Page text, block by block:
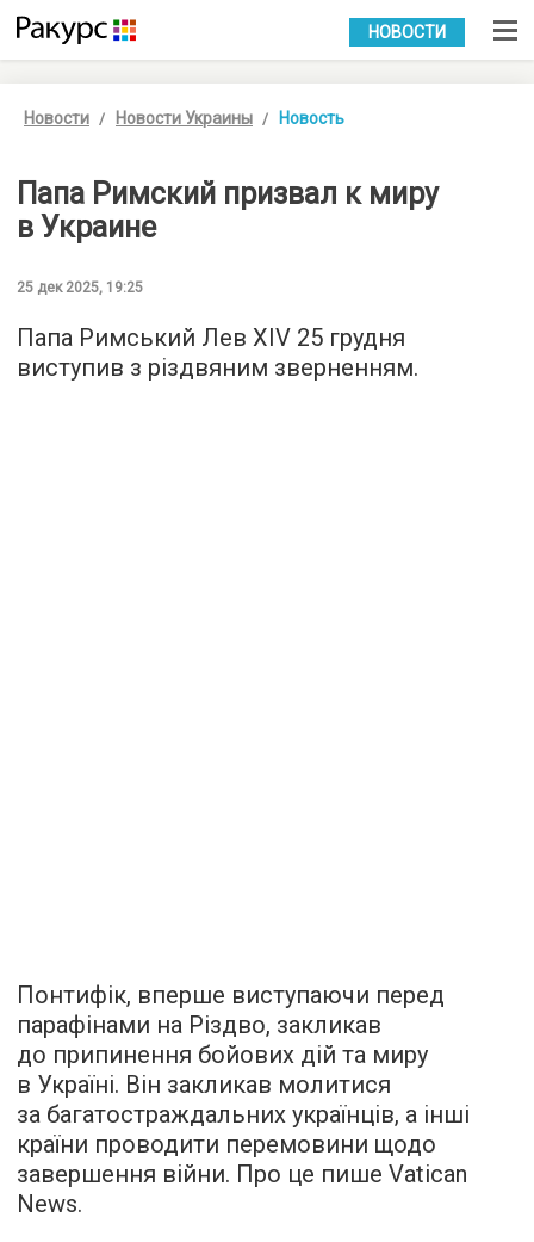
УКР РУС
НОВОСТИ
Новости Новости Украины Новость
Папа Римский призвал к миру
в Украине
25 дек 2025, 19:25
Папа Римський Лев XIV 25 грудня
виступив з різдвяним зверненням.
Понтифік, вперше виступаючи перед
парафінами на Різдво, закликав
до припинення бойових дій та миру
в Україні. Він закликав молитися
за багатостраждальних українців, а інші
країни проводити перемовини щодо
завершення війни. Про це пише Vatican
News.